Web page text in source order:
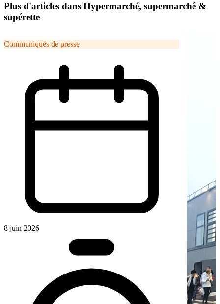
Plus d'articles dans Hypermarché, supermarché &
supérette
Communiqués de presse
8 juin 2026